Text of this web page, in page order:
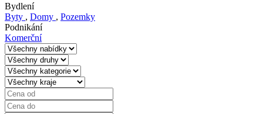
Bydlení
Byty , Domy , Pozemky
Podnikání
Komerční